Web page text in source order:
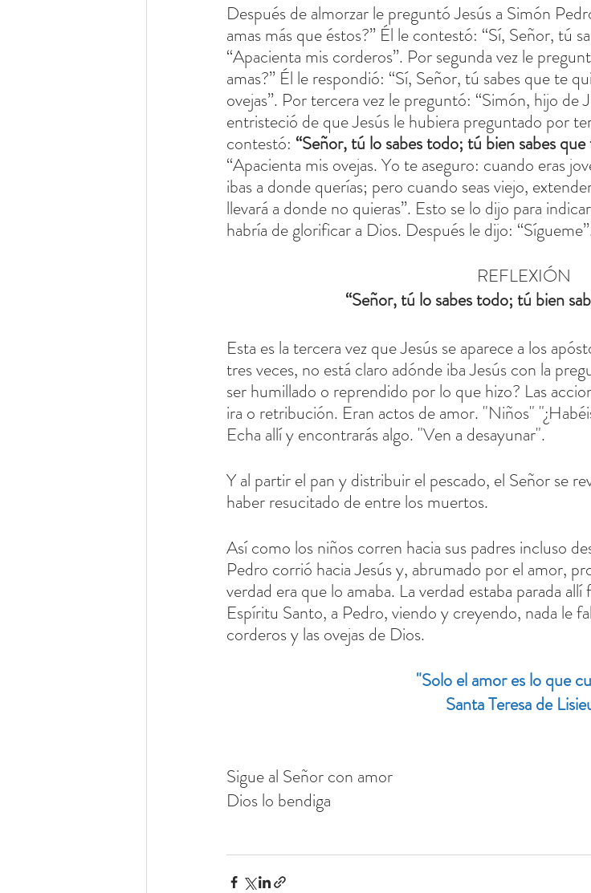
Después de almorzar le preguntó Jesús a Simón
amas más que éstos?” Él le contestó: “Sí, Señor, tú
“Apacienta mis corderos”. Por segunda vez le
amas?” Él le respondió: “Sí, Señor, tú sabes que te
ovejas”. Por tercera vez le preguntó: “Simón, hijo de
entristeció de que Jesús le hubiera preguntado por
contestó: “Señor, tú lo sabes todo; tú bien sabes
“Apacienta mis ovejas. Yo te aseguro: cuando eras
ibas a donde querías; pero cuando seas viejo,
llevará a donde no quieras”. Esto se lo dijo para
habría de glorificar a Dios. Después le dijo:
REFLEXIÓN
“Señor, tú lo sabes todo; tú bien
Esta es la tercera vez que Jesús se aparece a los
tres veces, no está claro adónde iba Jesús con la
ser humillado o reprendido por lo que hizo? Las
ira o retribución. Eran actos de amor. "Niños"
Echa allí y encontrarás algo. "Ven a desayunar".
Y al partir el pan y distribuir el pescado, el Señor se
haber resucitado de entre los muertos.
Así como los niños corren hacia sus padres incluso
Pedro corrió hacia Jesús y, abrumado por el amor,
verdad era que lo amaba. La verdad estaba parada
Espíritu Santo, a Pedro, viendo y creyendo, nada le
corderos y las ovejas de Dios.
"Solo el amor es lo que
Santa Teresa de
Sigue al Señor con amor
Dios lo bendiga